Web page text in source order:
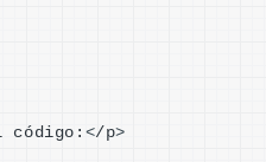
código: </p>